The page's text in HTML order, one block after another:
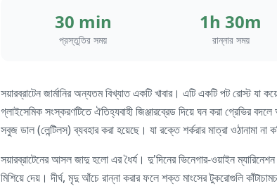
30 min
প্রস্তুতির সময়
1h 30m
রান্নার সময়
সয়ারব্রাটেন জার্মানির অন্যতম বিখ্যাত একটি খাবার। এটি একটি পট রোস্ট
গ্লাইসেমিক সংস্করণটিতে ঐতিহ্যবাহী জিঞ্জারব্রেড দিয়ে ঘন করা গ্রেভির
সবুজ ডাল (লেন্টিলস) ব্যবহার করা হয়েছে। যা রক্তে শর্করার মাত্রা ওঠানামা
সয়ারব্রাটেনের আসল জাদু হলো এর ধৈর্য। দু'দিনের ভিনেগার-ওয়াইন
মিশিয়ে দেয়। দীর্ঘ, মৃদু আঁচে রান্না করার ফলে শক্ত মাংসের টুকরোগুলি